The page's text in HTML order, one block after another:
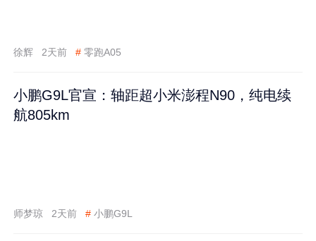
徐辉 2天前 # 零跑A05
小鹏G9L官宣：轴距超小米澎程N90，纯电续
航805km
师梦琼 2天前 # 小鹏G9L